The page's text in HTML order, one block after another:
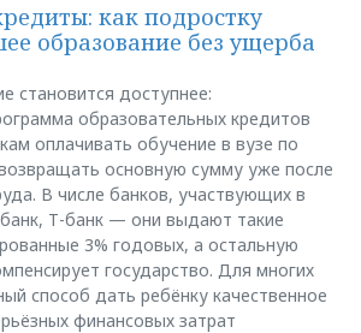
как подростку
образование без ущерба
становится доступнее:
образовательных кредитов
оплачивать обучение в вузе по
основную сумму уже после
В числе банков, участвующих в
Т-банк — они выдают такие
3% годовых, а остальную
государство. Для многих
способ дать ребёнку качественное
финансовых затрат